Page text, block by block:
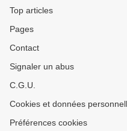
Top articles
Pages
Contact
Signaler un abus
C.G.U.
Cookies et données
Préférences cookies